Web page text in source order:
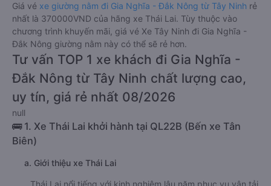
Giá vé xe giường nằm đi Gia Nghĩa - Đắk Nông từ Tây Ninh rẻ
nhất là 370000VND của hãng xe Thái Lai. Tùy thuộc vào
chương trình khuyến mãi, giá vé Xe Tây Ninh đi Gia Nghĩa -
Đắk Nông giường nằm này có thể sẽ rẻ hơn.
Tư vấn TOP 1 xe khách đi Gia Nghĩa -
Đắk Nông từ Tây Ninh chất lượng cao,
uy tín, giá rẻ nhất 08/2026
null
🚌 1. Xe Thái Lai khởi hành tại QL22B (Bến xe Tân
Biên)
a. Giới thiệu xe Thái Lai
Thái Lai nổi tiếng với kinh nghiệm lâu năm phục vụ vận tải